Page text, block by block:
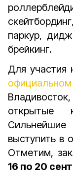
паркур,
брейкинг.
Для участия
открытые
выступить в
Отметим,
16 по 20